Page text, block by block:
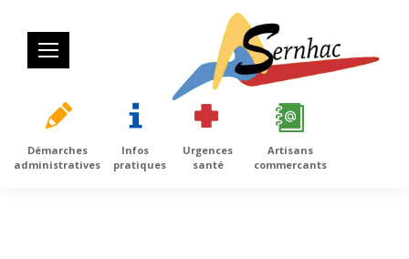
Démarches
administratives
Infos
pratiques
Urgences
santé
Artisans
commercants